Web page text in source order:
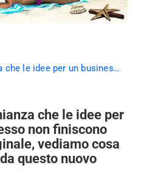
Oltre l’idea originale, vediamo cosa possiamo imparare da questo nuovo brand…
che le idee per
non finiscono
vediamo cosa
questo nuovo